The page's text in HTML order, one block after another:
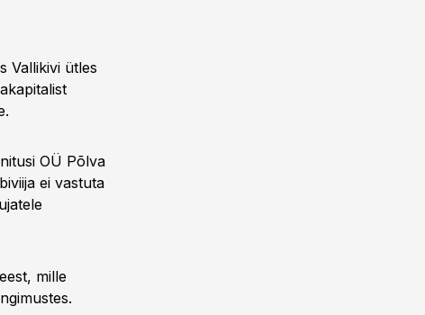
Vallikivi ütles
OÜ Põlva
ei vastuta
mille